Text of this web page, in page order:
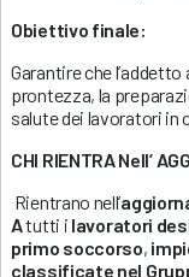
Obiettivo finale:
Garantire che
prontezza, la
salute dei lavoratori in
CHI RIENTRA Nell’
Rientrano nell’
Atutti i lavoratori
primo soccorso,
classificate nel